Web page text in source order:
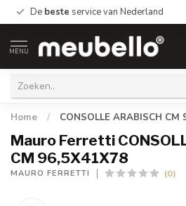
De beste service van Nederland
MENU
Home / CONSOLLE ARABISCH CM
Mauro Ferretti
CM 96,5X41X78
MAURO FERRETTI (0)